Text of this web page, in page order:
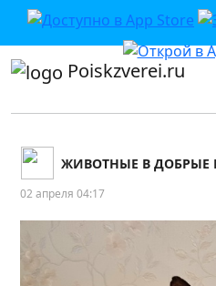
Poiskzverei.ru
02 апреля 04:17